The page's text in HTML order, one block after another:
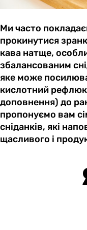
Ми часто
прокинутися
кава натще,
збалансованим
яке може
кислотний
доповнення) до
пропонуємо вам
сніданків, які
щасливого і